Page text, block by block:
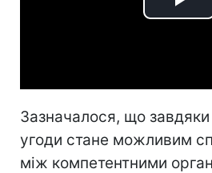
Зазначалося, що завдяки
угоди стане можливим
між компетентними